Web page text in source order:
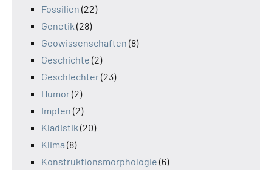
Fossilien (22)
Genetik (28)
Geowissenschaften (8)
Geschichte (2)
Geschlechter(23)
Humor(2)
Impfen (2)
Kladistik (20)
Klima (8)
Konstruktionsmorphologie (6)